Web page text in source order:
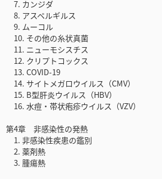
7. カンジダ
8. アスペルギルス
9. ムーコル
10. その他の糸状真菌
11. ニューモシスチス
12. クリプトコックス
13. COVID-19
14. サイトメガロウイルス（CMV）
15. B型肝炎ウイルス（HBV）
16. 水痘・帯状疱疹ウイルス（VZV）
第4章 非感染性の発熱
1. 非感染性疾患の鑑別
2. 薬剤熱
3. 腫瘍熱